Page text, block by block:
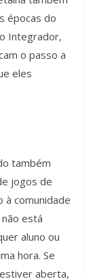
épocas do
Integrador,
o passo a
eles
também
jogos de
à comunidade
está
aluno ou
hora. Se
aberta,